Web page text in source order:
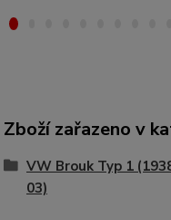
Zboží zařazeno v
VW Brouk Typ 1
03)